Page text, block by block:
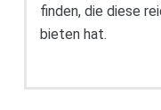
finden, die diese
bieten hat.